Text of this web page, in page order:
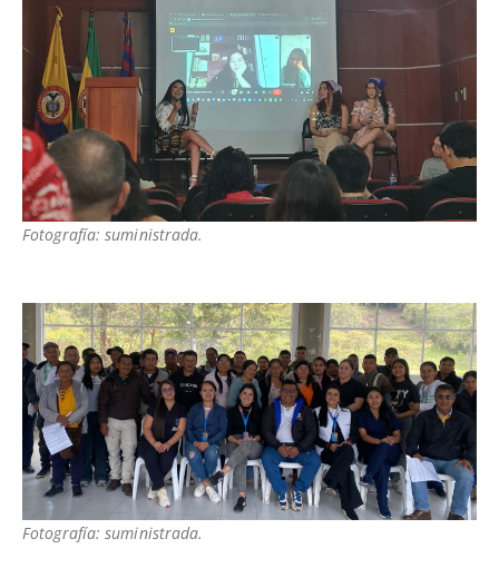
Fotografía: suministrada.
Fotografía: suministrada.